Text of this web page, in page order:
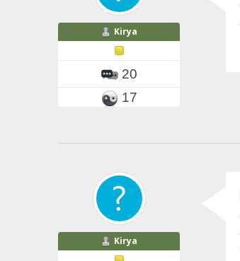
Kirya
20
17
Kirya